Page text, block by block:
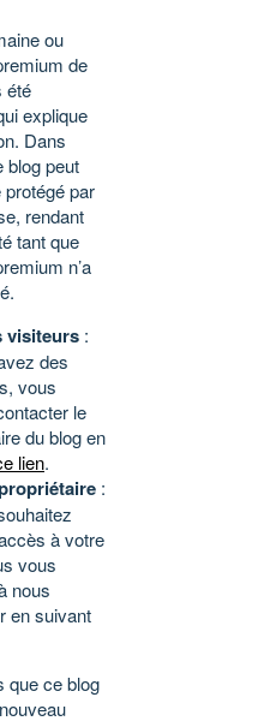
ou
de
été
explique
Dans
blog peut
par
rendant
tant que
n’a
visiteurs :
des
vous
le
du blog en
lien.
:
à votre
vous
nous
en suivant
que ce blog